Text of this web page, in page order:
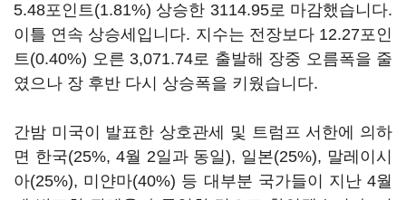
5.48포인트(1.81%) 상승한 3114.95로 마감했습니다.
이틀 연속 상승세입니다. 지수는 전장보다 12.27포인
트(0.40%) 오른 3,071.74로 출발해 장중 오름폭을 줄
였으나 장 후반 다시 상승폭을 키웠습니다.
간밤 미국이 발표한 상호관세 및 트럼프 서한에 의하
면 한국(25%, 4월 2일과 동일), 일본(25%), 말레이시
아(25%), 미얀마(40%) 등 대부분 국가들이 지난 4월